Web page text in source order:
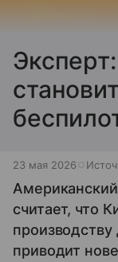
23 мая 2026
считает, что
приводит